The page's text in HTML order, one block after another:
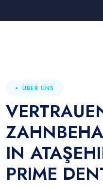
ÜBER UNS
IN
PRIME